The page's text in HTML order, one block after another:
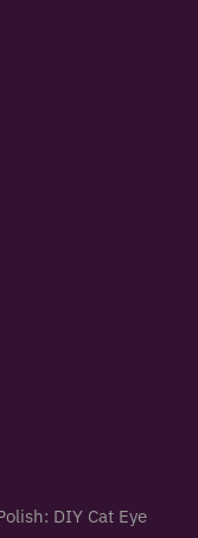
DIY Cat Eye